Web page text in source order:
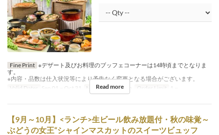
Fine Print ※デザート及びお料理のブッフェコーナーは14時頃までとなりま
す。
※内容・品数は仕入状況等により予告なく変更となる場合がございます。
Valid Dates
Sep 01 ~ Oct 31 Meals Lunch, Tea Order Limit 1 ~
Read more
【9月～10月】<ランチ>生ビール飲み放題付・秋の味覚～
ぶどうの⼥王“シャインマスカットのスイーツビュッフ